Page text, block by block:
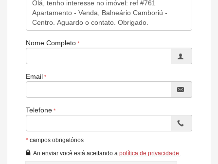
Nome Completo
Email
Telefone
* campos obrigatórios
Ao enviar você está aceitando a política de privacidade